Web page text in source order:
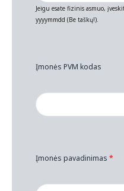
Jeigu esate fizinis asmuo,
yyyymmdd (Be taškų!).
Įmonės PVM kodas
Įmonės pavadinimas *